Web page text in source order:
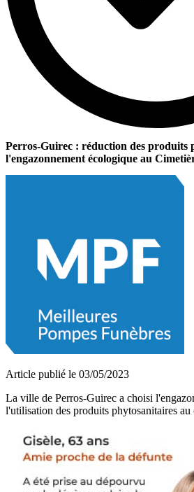
Perros-Guirec : réduction des produits
l'engazonnement écologique au
Article publié le 03/05/2023
La ville de Perros-Guirec a choisi
l'utilisation des produits phytosanitaires